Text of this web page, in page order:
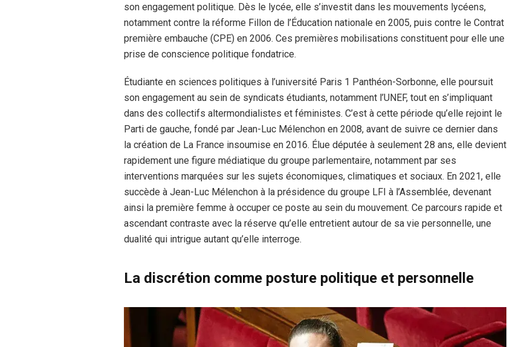
son engagement politique. Dès le lycée, elle s’investit dans les mouvements lycéens,
notamment contre la réforme Fillon de l’Éducation nationale en 2005, puis contre le Contrat
première embauche (CPE) en 2006. Ces premières mobilisations constituent pour elle une
prise de conscience politique fondatrice.
Étudiante en sciences politiques à l’université Paris 1 Panthéon-Sorbonne, elle poursuit
son engagement au sein de syndicats étudiants, notamment l’UNEF, tout en s’impliquant
dans des collectifs altermondialistes et féministes. C’est à cette période qu’elle rejoint le
Parti de gauche, fondé par Jean-Luc Mélenchon en 2008, avant de suivre ce dernier dans
la création de La France insoumise en 2016. Élue députée à seulement 28 ans, elle devient
rapidement une figure médiatique du groupe parlementaire, notamment par ses
interventions marquées sur les sujets économiques, climatiques et sociaux. En 2021, elle
succède à Jean-Luc Mélenchon à la présidence du groupe LFI à l’Assemblée, devenant
ainsi la première femme à occuper ce poste au sein du mouvement. Ce parcours rapide et
ascendant contraste avec la réserve qu’elle entretient autour de sa vie personnelle, une
dualité qui intrigue autant qu’elle interroge.
La discrétion comme posture politique et personnelle